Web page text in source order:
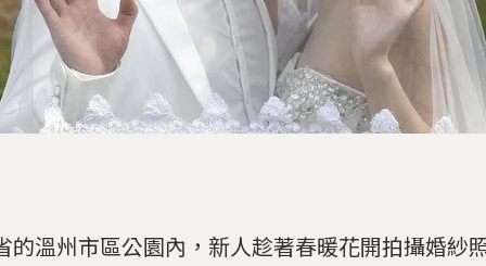
的溫州市區公園內，新人趁著春暖花開拍攝婚紗